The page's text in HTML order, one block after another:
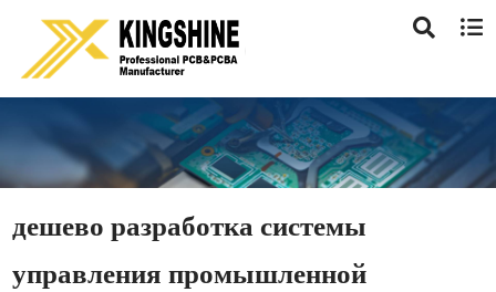
дешево разработка системы
управления промышленной